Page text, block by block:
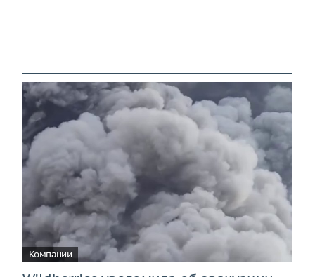
Компании